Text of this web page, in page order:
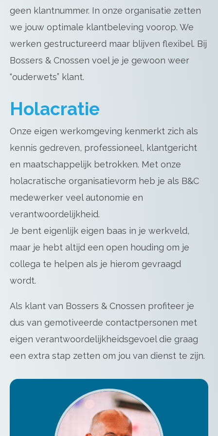
geen klantnummer. In onze organisatie zetten
we jouw optimale klantbeleving voorop. We
werken gestructureerd maar blijven flexibel. Bij
Bossers & Cnossen voel je je gewoon weer
“ouderwets” klant.
Holacratie
Onze eigen werkomgeving kenmerkt zich als
kennis gedreven, professioneel, klantgericht
en maatschappelijk betrokken. Met onze
holacratische organisatievorm heb je als B&C
medewerker veel autonomie en
verantwoordelijkheid.
Je bent eigenlijk eigen baas in je werkveld,
maar je hebt altijd een open houding om je
collega te helpen als je hierom gevraagd
wordt.
Als klant van Bossers & Cnossen profiteer je
dus van gemotiveerde contactpersonen met
eigen verantwoordelijkheidsgevoel die graag
een extra stap zetten om jou van dienst te zijn.